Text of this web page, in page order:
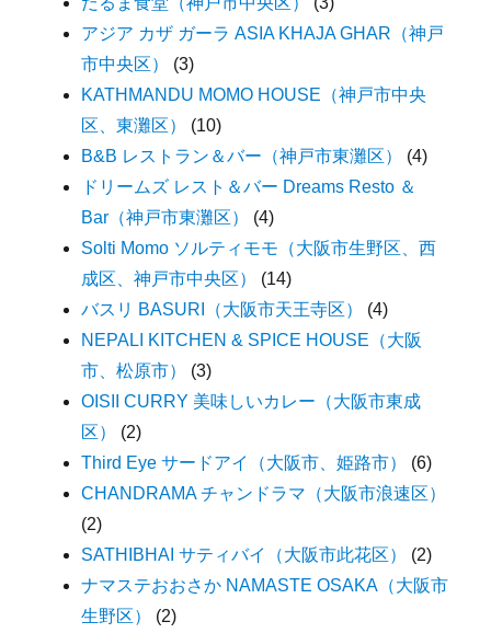
アジア カザ ガーラ ASIA KHAJA GHAR（神戸
市中央区）
(3)
KATHMANDU MOMO HOUSE（神戸市中央
区、東灘区）
(10)
B&B レストラン＆バー（神戸市東灘区）
(4)
ドリームズ レスト＆バー Dreams Resto ＆
Bar（神戸市東灘区）
(4)
Solti Momo ソルティモモ（大阪市生野区、西
成区、神戸市中央区）
(14)
バスリ BASURI（大阪市天王寺区）
(4)
NEPALI KITCHEN & SPICE HOUSE（大阪
市、松原市）
(3)
OISII CURRY 美味しいカレー（大阪市東成
区）
(2)
Third Eye サードアイ（大阪市、姫路市）
(6)
CHANDRAMA チャンドラマ（大阪市浪速区）
(2)
SATHIBHAI サティバイ（大阪市此花区）
(2)
ナマステおおさか NAMASTE OSAKA（大阪市
生野区）
(2)